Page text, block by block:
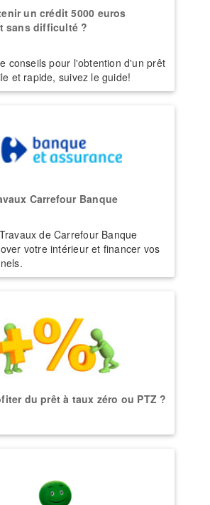
un crédit 5000 euros
sans difficulté ?
conseils pour l'obtention d'un prêt
et rapide, suivez le guide!
Carrefour Banque
de Carrefour Banque
votre intérieur et financer vos
du prêt à taux zéro ou PTZ ?